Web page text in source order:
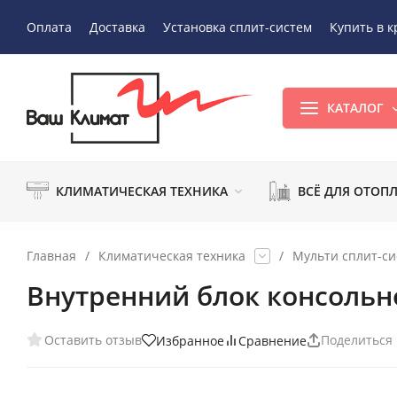
Оплата Доставка Установка сплит-систем Купить в
КАТАЛОГ
КЛИМАТИЧЕСКАЯ ТЕХНИКА ВСЁ ДЛЯ
Главная / Климатическая техника / Мульти сплит-
Внутренний блок
Оставить отзыв Избранное Сравнение Поделиться